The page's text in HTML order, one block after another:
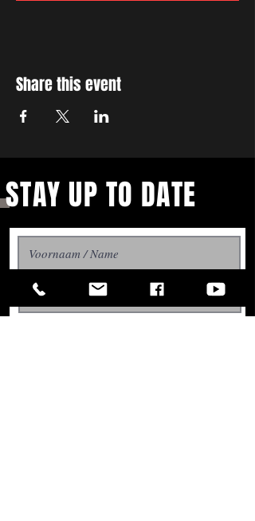
Share this event
STAY UP TO DATE